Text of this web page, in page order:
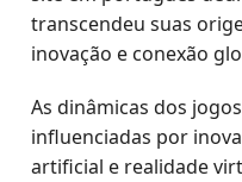
transcendeu suas
inovação e conexão
As dinâmicas dos
influenciadas por
artificial e realidade